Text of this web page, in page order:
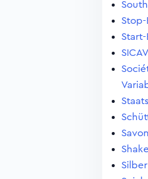
SICAV
Silber